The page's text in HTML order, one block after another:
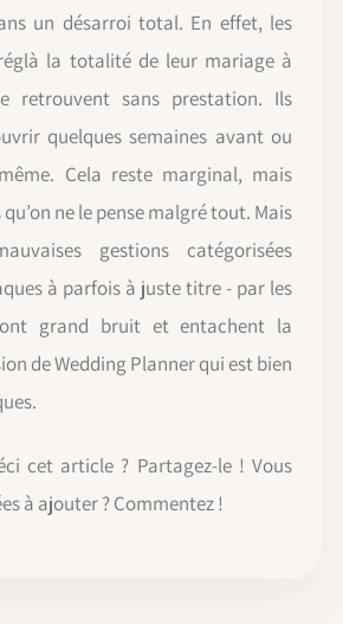
un désarroi total. En effet, les
la totalité de leur mariage à
retrouvent sans prestation. Ils
quelques semaines avant ou
Cela reste marginal, mais
ne le pense malgré tout. Mais
gestions catégorisées
à parfois à juste titre - par les
grand bruit et entachent la
de Wedding Planner qui est bien
cet article ? Partagez-le ! Vous
à ajouter ? Commentez !